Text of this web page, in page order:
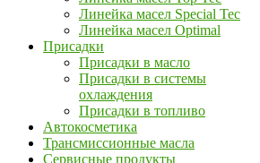
Линейка масел Special Tec
Линейка масел Optimal
Присадки
Присадки в масло
Присадки в системы
охлаждения
Присадки в топливо
Автокосметика
Трансмиссионные масла
Сервисные продукты